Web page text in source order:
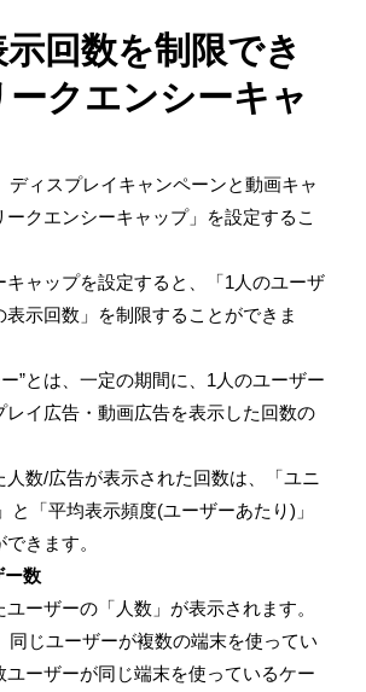
回数を制限でき
ークエンシーキャ
ディスプレイキャンペーンと動画キャ
ークエンシーキャップ」を設定するこ
キャップを設定すると、「1人のユーザ
表示回数」を制限することができま
”とは、一定の期間に、1人のユーザー
レイ広告・動画広告を表示した回数の
人数/広告が表示された回数は、「ユニ
と「平均表示頻度(ユーザーあたり)」
きます。
ー数
ーザーの「人数」が表示されます。
同じユーザーが複数の端末を使ってい
ユーザーが同じ端末を使っているケー